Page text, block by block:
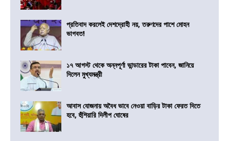
প্রতিবাদ করলেই দেশদ্রোহী নয়, তরুণদের পাশে মোহন
ভাগবত!
১৭ আগস্ট থেকে অন্নপূর্ণা ভান্ডারের টাকা পাবেন, জানিয়ে
দিলেন মুখ্যমন্ত্রী
আবাস যোজনায় অবৈধ ভাবে নেওয়া বাড়ির টাকা ফেরত দিতে
হবে, হুঁশিয়ারি দিলীপ ঘোষের